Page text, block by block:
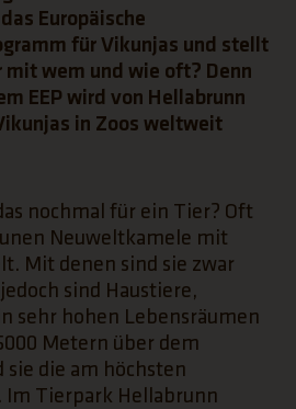
Europäische
für Vikunjas und stellt
mit wem und wie oft? Denn
EEP wird von Hellabrunn
in Zoos weltweit
nochmal für ein Tier? Oft
Neuweltkamele mit
Mit denen sind sie zwar
sind Haustiere,
sehr hohen Lebensräumen
Metern über dem
sie die am höchsten
Im Tierpark Hellabrunn